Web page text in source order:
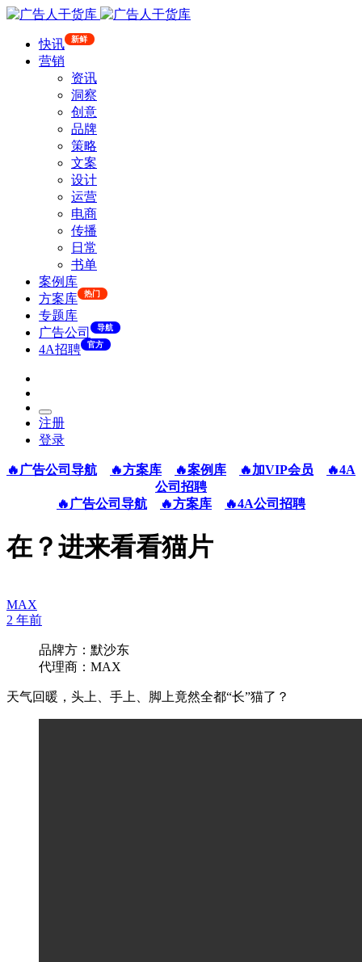
快讯 新鲜
营销
资讯
洞察
创意
品牌
策略
文案
设计
运营
电商
传播
日常
书单
案例库
方案库
热门
专题库
广告公司
导航
4A招聘 官方
注册
登录
🔥广告公司导航 🔥方案库 🔥案例库 🔥加VIP会员
🔥4A
公司招聘
🔥广告公司导航
🔥方案库 🔥4A公司招聘
在？进来看看猫片
MAX
2 年前
品牌方：默沙东
代理商：MAX
天气回暖，头上、手上、脚上竟然全都“长”猫了？